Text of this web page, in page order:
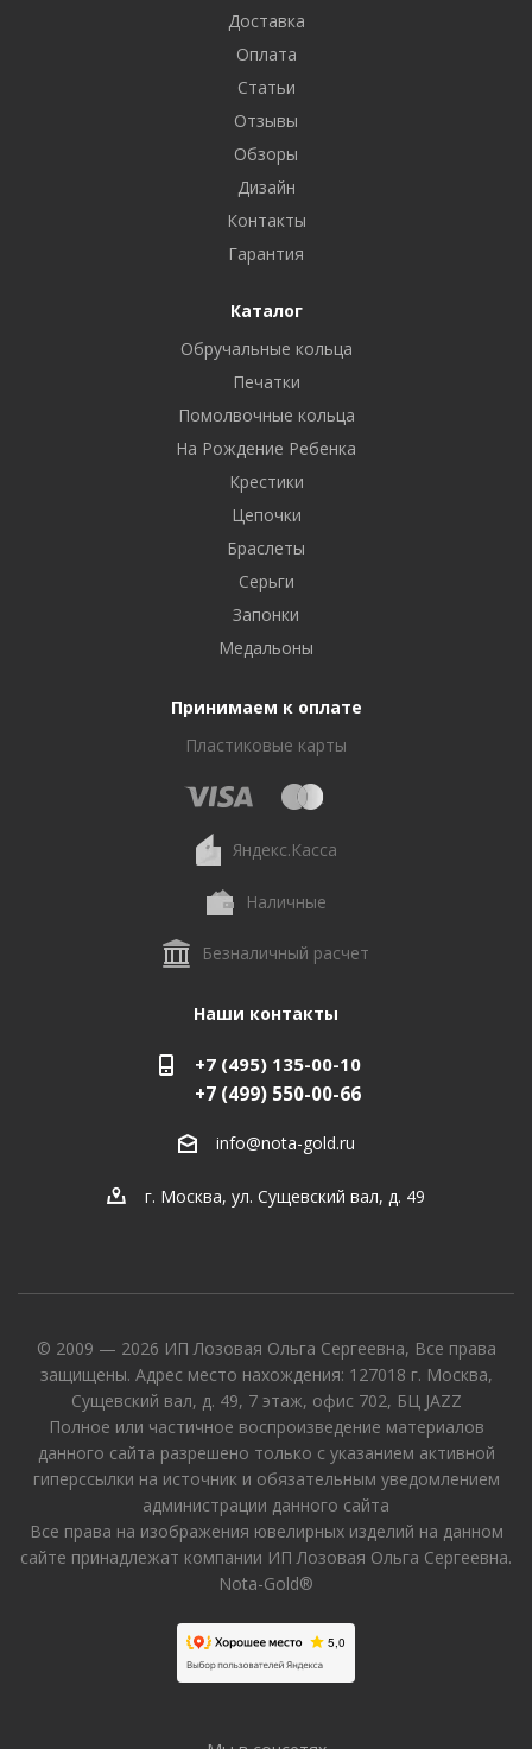
Доставка
Оплата
Статьи
Отзывы
Обзоры
Дизайн
Контакты
Гарантия
Каталог
Обручальные кольца
Печатки
Помолвочные кольца
На Рождение Ребенка
Крестики
Цепочки
Браслеты
Серьги
Запонки
Медальоны
Принимаем к оплате
Пластиковые карты
Яндекс.Касса
Наличные
Безналичный расчет
Наши контакты
+7 (495) 135-00-10
+7 (499) 550-00-66
info@nota-gold.ru
г. Москва, ул. Сущевский вал, д. 49
© 2009 — 2026 ИП Лозовая Ольга Сергеевна, Все права
защищены. Адрес место нахождения: 127018 г. Москва,
Сущевский вал, д. 49, 7 этаж, офис 702, БЦ JAZZ
Полное или частичное воспроизведение материалов
данного сайта разрешено только с указанием активной
гиперссылки на источник и обязательным уведомлением
администрации данного сайта
Все права на изображения ювелирных изделий на данном
сайте принадлежат компании ИП Лозовая Ольга Сергеевна.
Nota-Gold®